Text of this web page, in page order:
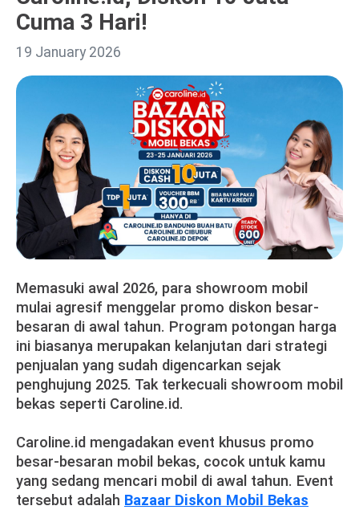
Cuma 3 Hari!
19 January 2026
Memasuki awal 2026, para showroom mobil
mulai agresif menggelar promo diskon besar-
besaran di awal tahun. Program potongan harga
ini biasanya merupakan kelanjutan dari strategi
penjualan yang sudah digencarkan sejak
penghujung 2025. Tak terkecuali showroom mobil
bekas seperti Caroline.id.
Caroline.id mengadakan event khusus promo
besar-besaran mobil bekas, cocok untuk kamu
yang sedang mencari mobil di awal tahun. Event
tersebut adalah Bazaar Diskon Mobil Bekas